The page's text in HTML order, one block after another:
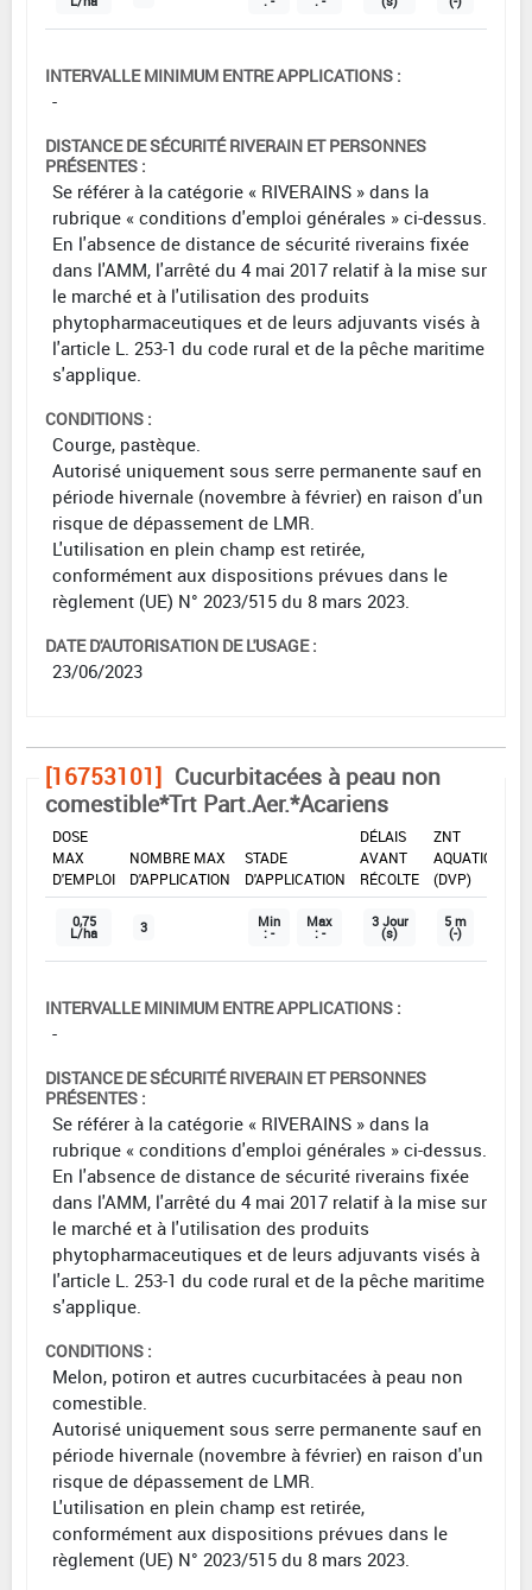
INTERVALLE MINIMUM ENTRE APPLICATIONS :
-
DISTANCE DE SÉCURITÉ RIVERAIN ET PERSONNES
PRÉSENTES :
Se référer à la catégorie « RIVERAINS » dans la
rubrique « conditions d'emploi générales » ci-dessus.
En l'absence de distance de sécurité riverains fixée
dans l'AMM, l'arrêté du 4 mai 2017 relatif à la mise sur
le marché et à l'utilisation des produits
phytopharmaceutiques et de leurs adjuvants visés à
l'article L. 253-1 du code rural et de la pêche maritime
s'applique.
CONDITIONS :
Courge, pastèque.
Autorisé uniquement sous serre permanente sauf en
période hivernale (novembre à février) en raison d'un
risque de dépassement de LMR.
L'utilisation en plein champ est retirée,
conformément aux dispositions prévues dans le
règlement (UE) N° 2023/515 du 8 mars 2023.
DATE D'AUTORISATION DE L'USAGE :
23/06/2023
[16753101] Cucurbitacées à peau non
comestible*Trt Part.Aer.*Acariens
DOSE
MAX
D'EMPLOI
NOMBRE MAX
D'APPLICATION
STADE
D'APPLICATION
DÉLAIS
AVANT
RÉCOLTE
ZNT
AQUATIQUE
(DVP)
0,75
L/ha 3 Min
: -
Max
: -
3 Jour
(s)
5 m
(-)
INTERVALLE MINIMUM ENTRE APPLICATIONS :
-
DISTANCE DE SÉCURITÉ RIVERAIN ET PERSONNES
PRÉSENTES :
Se référer à la catégorie « RIVERAINS » dans la
rubrique « conditions d'emploi générales » ci-dessus.
En l'absence de distance de sécurité riverains fixée
dans l'AMM, l'arrêté du 4 mai 2017 relatif à la mise sur
le marché et à l'utilisation des produits
phytopharmaceutiques et de leurs adjuvants visés à
l'article L. 253-1 du code rural et de la pêche maritime
s'applique.
CONDITIONS :
Melon, potiron et autres cucurbitacées à peau non
comestible.
Autorisé uniquement sous serre permanente sauf en
période hivernale (novembre à février) en raison d'un
risque de dépassement de LMR.
L'utilisation en plein champ est retirée,
conformément aux dispositions prévues dans le
règlement (UE) N° 2023/515 du 8 mars 2023.